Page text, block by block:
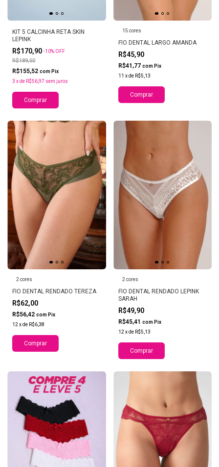
KIT 5 CALCINHA RETA SKIN
LEPINK
R$170,90 -10% OFF
R$189,50
R$155,52 com Pix
3 xde R$56,97 sem juros
Comprar
15 cores
FIO DENTAL LARGO AMANDA
R$45,90
R$41,77 com Pix
11 xde R$5,13
Comprar
2 cores
FIO DENTAL RENDADO TEREZA
R$62,00
R$56,42 com Pix
12 xde R$6,38
Comprar
2 cores
FIO DENTAL RENDADO LEPINK
SARAH
R$49,90
R$45,41 com Pix
12 xde R$5,13
Comprar